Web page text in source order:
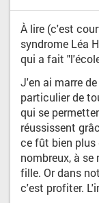
À lire (c'est
syndrome Léa
qui a fait
J'en ai marre
particulier de
qui se
réussissent
ce fût bien plus
nombreux, à se
fille. Or dans
c'est profiter.